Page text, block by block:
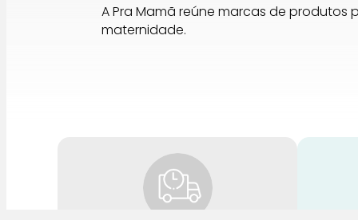
A Pra Mamã reúne marcas de
maternidade.